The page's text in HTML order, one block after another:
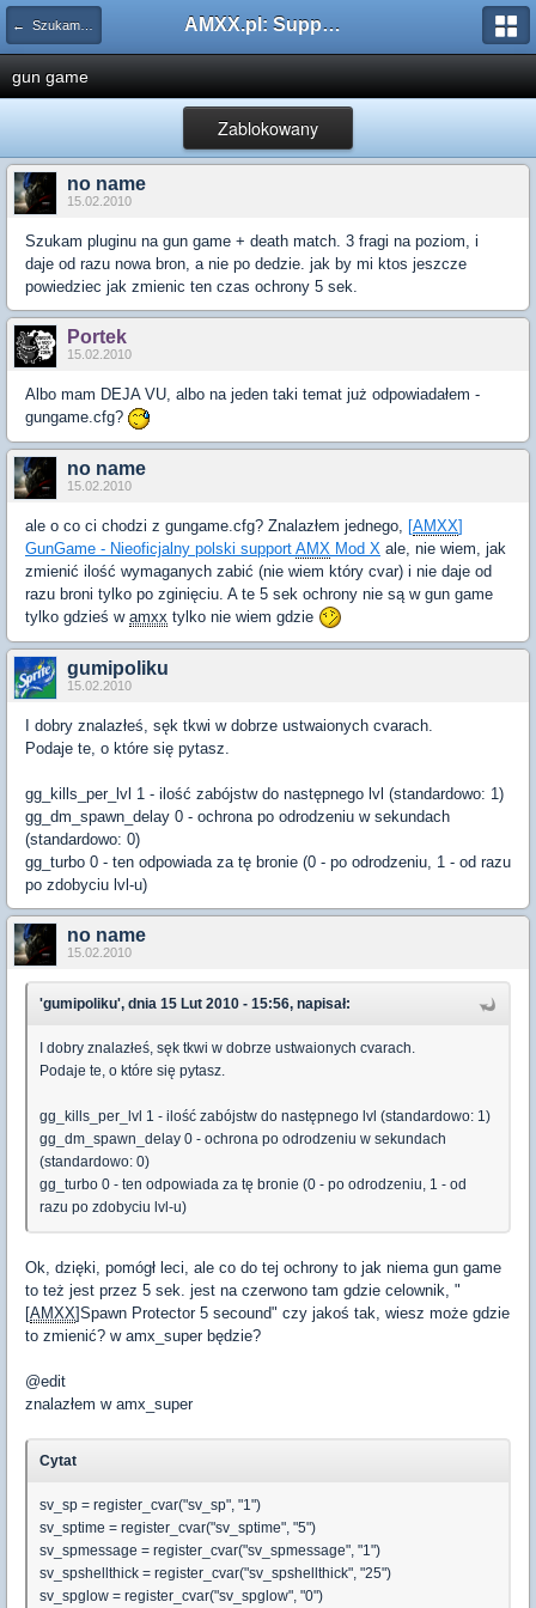
← Szukam pluginu AMXX.pl: Support AMX Mod X i SourceMod
gun game
Zablokowany
no name
15.02.2010
Szukam pluginu na gun game + death match. 3 fragi na poziom, i
daje od razu nowa bron, a nie po dedzie. jak by mi ktos jeszcze
powiedziec jak zmienic ten czas ochrony 5 sek.
Portek
15.02.2010
Albo mam DEJA VU, albo na jeden taki temat już odpowiadałem -
gungame.cfg?
no name
15.02.2010
ale o co ci chodzi z gungame.cfg? Znalazłem jednego, [AMXX]
GunGame - Nieoficjalny polski support AMX Mod X ale, nie wiem, jak
zmienić ilość wymaganych zabić (nie wiem który cvar) i nie daje od
razu broni tylko po zginięciu. A te 5 sek ochrony nie są w gun game
tylko gdzieś w amxx tylko nie wiem gdzie
gumipoliku
15.02.2010
I dobry znalazłeś, sęk tkwi w dobrze ustwaionych cvarach.
Podaje te, o które się pytasz.
gg_kills_per_lvl 1 - ilość zabójstw do następnego lvl (standardowo: 1)
gg_dm_spawn_delay 0 - ochrona po odrodzeniu w sekundach
(standardowo: 0)
gg_turbo 0 - ten odpowiada za tę bronie (0 - po odrodzeniu, 1 - od razu
po zdobyciu lvl-u)
no name
15.02.2010
'gumipoliku', dnia 15 Lut 2010 - 15:56, napisał:
I dobry znalazłeś, sęk tkwi w dobrze ustwaionych cvarach.
Podaje te, o które się pytasz.
gg_kills_per_lvl 1 - ilość zabójstw do następnego lvl (standardowo: 1)
gg_dm_spawn_delay 0 - ochrona po odrodzeniu w sekundach
(standardowo: 0)
gg_turbo 0 - ten odpowiada za tę bronie (0 - po odrodzeniu, 1 - od
razu po zdobyciu lvl-u)
Ok, dzięki, pomógł leci, ale co do tej ochrony to jak niema gun game
to też jest przez 5 sek. jest na czerwono tam gdzie celownik, "
[AMXX]Spawn Protector 5 secound" czy jakoś tak, wiesz może gdzie
to zmienić? w amx_super będzie?
@edit
znalazłem w amx_super
Cytat
sv_sp = register_cvar("sv_sp", "1")
sv_sptime = register_cvar("sv_sptime", "5")
sv_spmessage = register_cvar("sv_spmessage", "1")
sv_spshellthick = register_cvar("sv_spshellthick", "25")
sv_spglow = register_cvar("sv_spglow", "0")